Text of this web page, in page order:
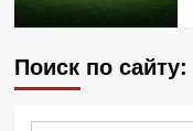
Поиск по сайту: